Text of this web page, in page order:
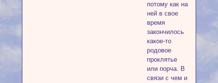
потому как на
ней в свое
время
закончилось
какое-то
родовое
проклятье
или порча. В
связи с чем и